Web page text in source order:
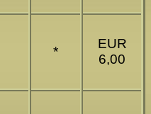
*
EUR
6,00